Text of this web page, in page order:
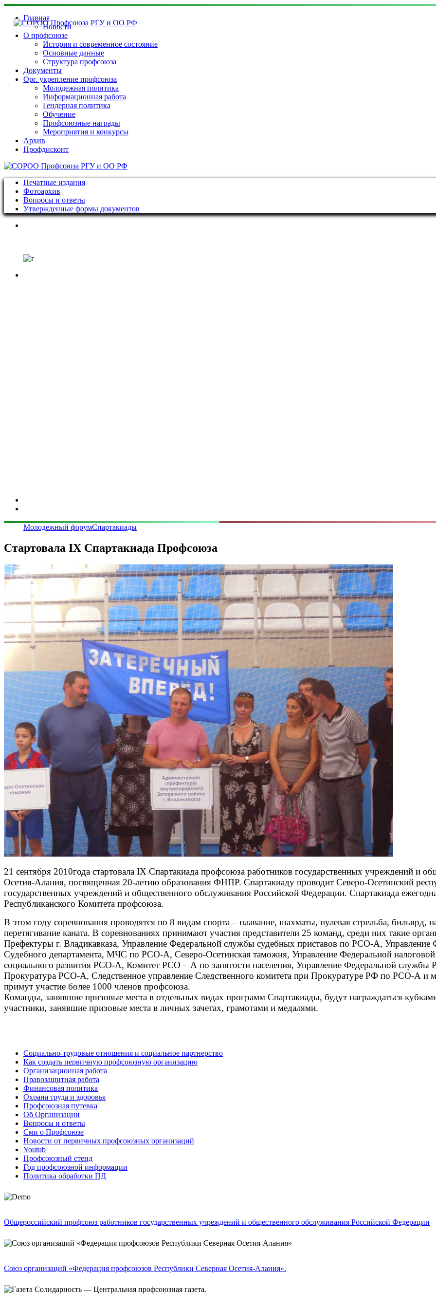
Главная
Новости
О профсоюзе
История и современное состояние
Основные данные
Структура профсоюза
Документы
Орг. укрепление профсоюза
Молодежная политика
Информационная работа
Гендерная политика
Обучение
Профсоюзные награды
Мероприятия и конкурсы
Архив
Профдисконт
Печатные издания
Фотоархив
Вопросы и ответы
Утвержденные формы документов
Молодежный форумСпартакиады
Стартовала IX Спартакиада Профсоюза
21 сентября 2010года стартовала IX Спартакиада профсоюза работников государственных учреждений и
Осетия-Алания, посвященная 20-летию образования ФНПР. Спартакиаду проводит Северо-Осетинский
государственных учреждений и общественного обслуживания Российской Федерации. Спартакиада
Республиканского Комитета профсоюза.
В этом году соревнования проводятся по 8 видам спорта – плавание, шахматы, пулевая стрельба, бильярд,
перетягивание каната. В соревнованиях принимают участия представители 25 команд, среди них такие
Префектуры г. Владикавказа, Управление Федеральной службы судебных приставов по РСО-А, Управление
Судебного департамента, МЧС по РСО-А, Северо-Осетинская таможня, Управление Федеральной
социального развития РСО-А, Комитет РСО – А по занятости населения, Управление Федеральной
Прокуратура РСО-А, Следственное управление Следственного комитета при Прокуратуре РФ по РСО-А и
примут участие более 1000 членов профсоюза.
Команды, занявшие призовые места в отдельных видах программ Спартакиады, будут награждаться
участники, занявшие призовые места в личных зачетах, грамотами и медалями.
Социально-трудовые отношения и социальное партнерство
Как создать первичную профсоюзную организацию
Организационная работа
Правозащитная работа
Финансовая политика
Охрана труда и здоровья
Профсоюзная путевка
Об Организации
Вопросы и ответы
Сми о Профсоюзе
Новости от первичных профсоюзных организаций
Youtub
Профсоюзный стенд
Год профсоюзной информации
Политика обработки ПД
Общероссийский профсоюз работников государственных учреждений и общественного обслуживания Российской Федерации
Союз организаций «Федерация профсоюзов Республики Северная Осетия-Алания».